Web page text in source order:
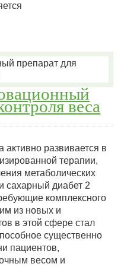
веса
развивается в
терапии,
метаболических
сахарный диабет 2
комплексного
из новых и
в этой сфере стал
существенно
пациентов,
весом и